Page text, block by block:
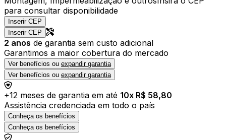
para consultar disponibilidade
Inserir CEP
Inserir CEP
2 anos de garantia sem custo adicional
Garantimos a maior cobertura do mercado
Ver benefícios ou expandir garantia
Ver benefícios ou expandir garantia
+12 meses de garantia em até 10x R$ 58,80
Assistência credenciada em todo o país
Conheça os benefícios
Conheça os benefícios